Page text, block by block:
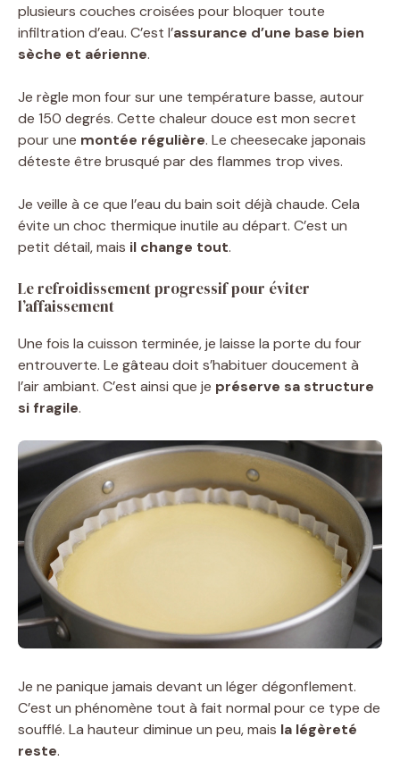
plusieurs couches croisées pour bloquer toute
infiltration d’eau. C’est l’assurance d’une base bien
sèche et aérienne.
Je règle mon four sur une température basse, autour
de 150 degrés. Cette chaleur douce est mon secret
pour une montée régulière. Le cheesecake japonais
déteste être brusqué par des flammes trop vives.
Je veille à ce que l’eau du bain soit déjà chaude. Cela
évite un choc thermique inutile au départ. C’est un
petit détail, mais il change tout.
Le refroidissement progressif pour éviter
l’affaissement
Une fois la cuisson terminée, je laisse la porte du four
entrouverte. Le gâteau doit s’habituer doucement à
l’air ambiant. C’est ainsi que je préserve sa structure
si fragile.
Je ne panique jamais devant un léger dégonflement.
C’est un phénomène tout à fait normal pour ce type de
soufflé. La hauteur diminue un peu, mais la légèreté
reste.